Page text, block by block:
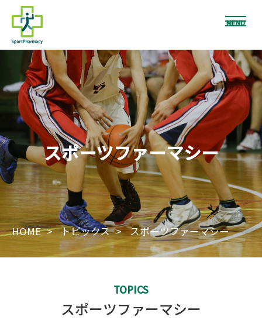
MENU
スポーツファーマシー
HOME トピックス スポーツファーマシー
TOPICS
スポーツファーマシー